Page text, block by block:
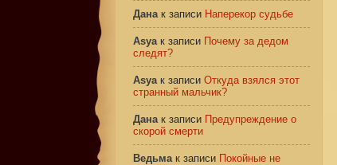
Данак записи Наперекор судьбе
Asyaк записи Почему за дедом
следят?
Asyaк записи Откуда взялся этот
странный мальчик?
Данак записи Предупреждение о
скорой смерти
Ведьмак записи Покойные не